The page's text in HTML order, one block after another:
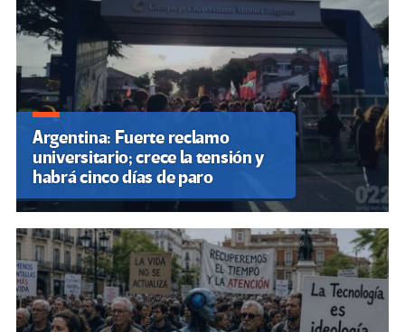
Argentina: Fuerte reclamo
universitario; crece la tensión y
habrá cinco días de paro